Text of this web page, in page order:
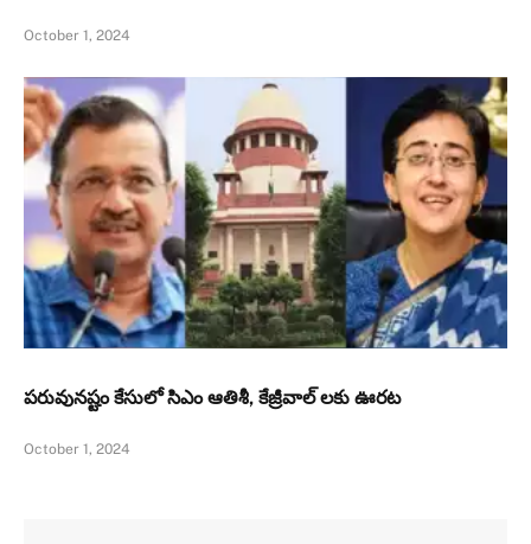
October 1, 2024
పరువునష్టం కేసులో సిఎం ఆతిశీ, కేజ్రీవాల్ లకు ఊరట
October 1, 2024